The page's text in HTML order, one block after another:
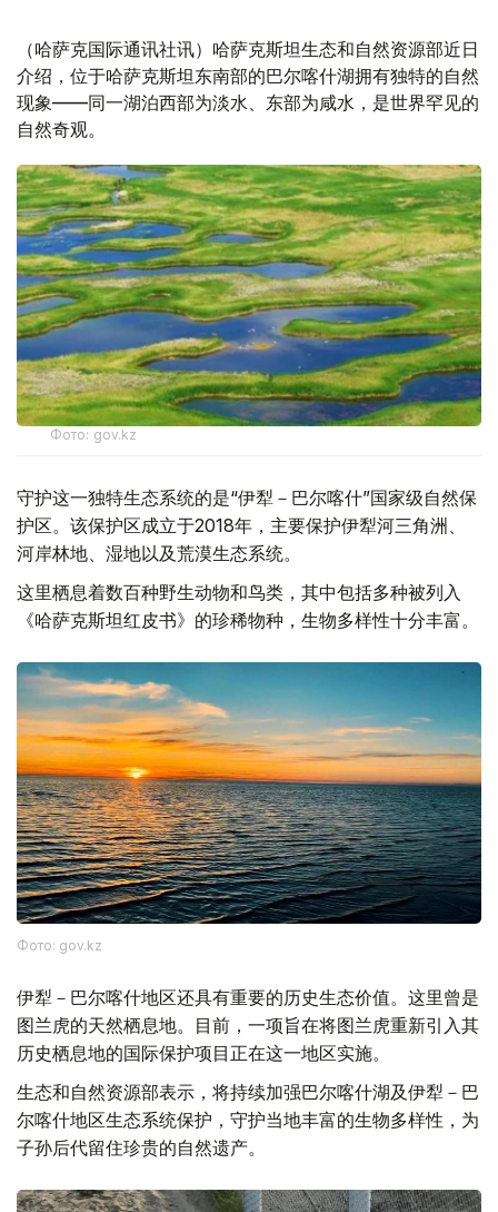
（哈萨克国际通讯社讯）哈萨克斯坦生态和自然资源部近日
介绍，位于哈萨克斯坦东南部的巴尔喀什湖拥有独特的自然
现象——同一湖泊西部为淡水、东部为咸水，是世界罕见的
自然奇观。
Фото: gov.kz
守护这一独特生态系统的是“伊犁－巴尔喀什”国家级自然保
护区。该保护区成立于2018年，主要保护伊犁河三角洲、
河岸林地、湿地以及荒漠生态系统。
这里栖息着数百种野生动物和鸟类，其中包括多种被列入
《哈萨克斯坦红皮书》的珍稀物种，生物多样性十分丰富。
Фото: gov.kz
伊犁－巴尔喀什地区还具有重要的历史生态价值。这里曾是
图兰虎的天然栖息地。目前，一项旨在将图兰虎重新引入其
历史栖息地的国际保护项目正在这一地区实施。
生态和自然资源部表示，将持续加强巴尔喀什湖及伊犁－巴
尔喀什地区生态系统保护，守护当地丰富的生物多样性，为
子孙后代留住珍贵的自然遗产。